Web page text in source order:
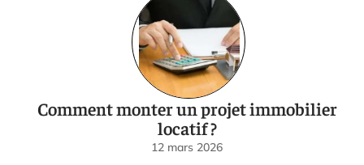
Comment monter un projet immobilier
locatif ?
12 mars 2026